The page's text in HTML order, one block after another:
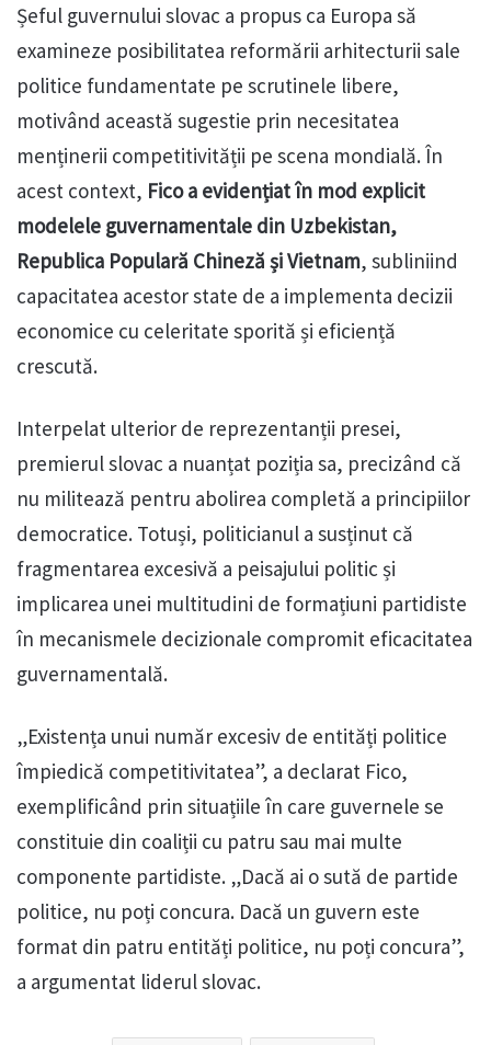
Șeful guvernului slovac a propus ca Europa să
examineze posibilitatea reformării arhitecturii sale
politice fundamentate pe scrutinele libere,
motivând această sugestie prin necesitatea
menținerii competitivității pe scena mondială. În
acest context, Fico a evidențiat în mod explicit
modelele guvernamentale din Uzbekistan,
Republica Populară Chineză și Vietnam, subliniind
capacitatea acestor state de a implementa decizii
economice cu celeritate sporită și eficiență
crescută.
Interpelat ulterior de reprezentanții presei,
premierul slovac a nuanțat poziția sa, precizând că
nu militează pentru abolirea completă a principiilor
democratice. Totuși, politicianul a susținut că
fragmentarea excesivă a peisajului politic și
implicarea unei multitudini de formațiuni partidiste
în mecanismele decizionale compromit eficacitatea
guvernamentală.
„Existența unui număr excesiv de entități politice
împiedică competitivitatea”, a declarat Fico,
exemplificând prin situațiile în care guvernele se
constituie din coaliții cu patru sau mai multe
componente partidiste. „Dacă ai o sută de partide
politice, nu poți concura. Dacă un guvern este
format din patru entități politice, nu poți concura”,
a argumentat liderul slovac.